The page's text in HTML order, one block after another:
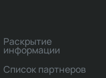
Раскрытие
информации
Список партнеров